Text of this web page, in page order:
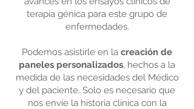
terapia génica para este grupo de
enfermedades.
Podemos asistirle en la creación de
paneles personalizados, hechos a la
medida de las necesidades del Médico
y del paciente. Solo es necesario que
nos envíe la historia clínica con la